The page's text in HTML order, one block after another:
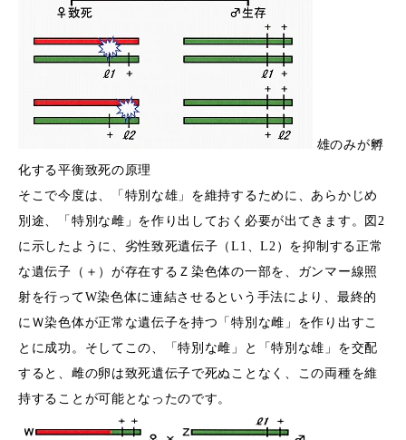
雄のみが孵
化する平衡致死の原理
そこで今度は、「特別な雄」を維持するために、あらかじめ
別途、「特別な雌」を作り出しておく必要が出てきます。図2
に示したように、劣性致死遺伝子（L1、L2）を抑制する正常
な遺伝子（＋）が存在するＺ染色体の一部を、ガンマー線照
射を行ってW染色体に連結させるという手法により、最終的
にＷ染色体が正常な遺伝子を持つ「特別な雌」を作り出すこ
とに成功。そしてこの、「特別な雌」と「特別な雄」を交配
すると、雌の卵は致死遺伝子で死ぬことなく、この両種を維
持することが可能となったのです。